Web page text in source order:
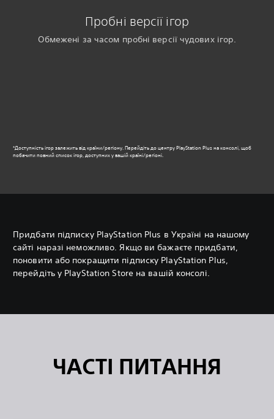
Пробні версії ігор
Обмежені за часом пробні версії чудових ігор.
*Доступність ігор залежить від країни/регіону. Перейдіть до центру PlayStation Plus на консолі, щоб
побачити повний список ігор, доступних у вашій країні/регіоні.
Придбати підписку PlayStation Plus в Україні на нашому
сайті наразі неможливо. Якщо ви бажаєте придбати,
поновити або покращити підписку PlayStation Plus,
перейдіть у PlayStation Store на вашій консолі.
ЧАСТІ ПИТАННЯ